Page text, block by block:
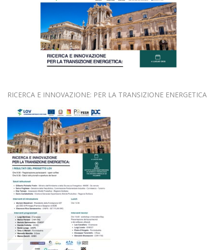
RICERCA E INNOVAZIONE: PER LA TRANSIZIONE ENERGETICA